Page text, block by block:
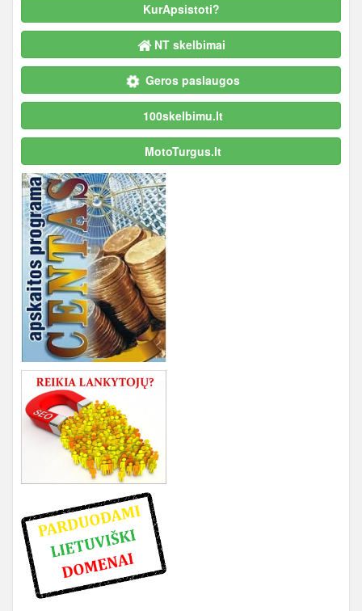
KurApsistoti?
NT skelbimai
Geros paslaugos
100skelbimu.lt
MotoTurgus.lt